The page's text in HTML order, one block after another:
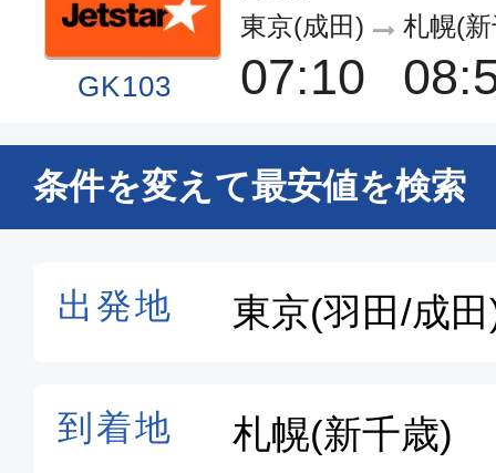
GK103
東京(成田)
07:10
札幌(
普通席
東京(成田)
13:40
札幌(
条件を変えて最安値を検索